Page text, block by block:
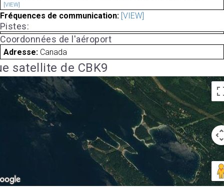
[VIEW]
Fréquences de communication: [VIEW]
Pistes:
Coordonnées de l'aéroport
Adresse: Canada
satellite de CBK9